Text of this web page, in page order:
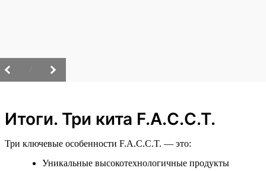
Итоги. Три кита F.A.C.C.T.
Три ключевые особенности F.A.C.C.T. — это:
Уникальные высокотехнологичные продукты